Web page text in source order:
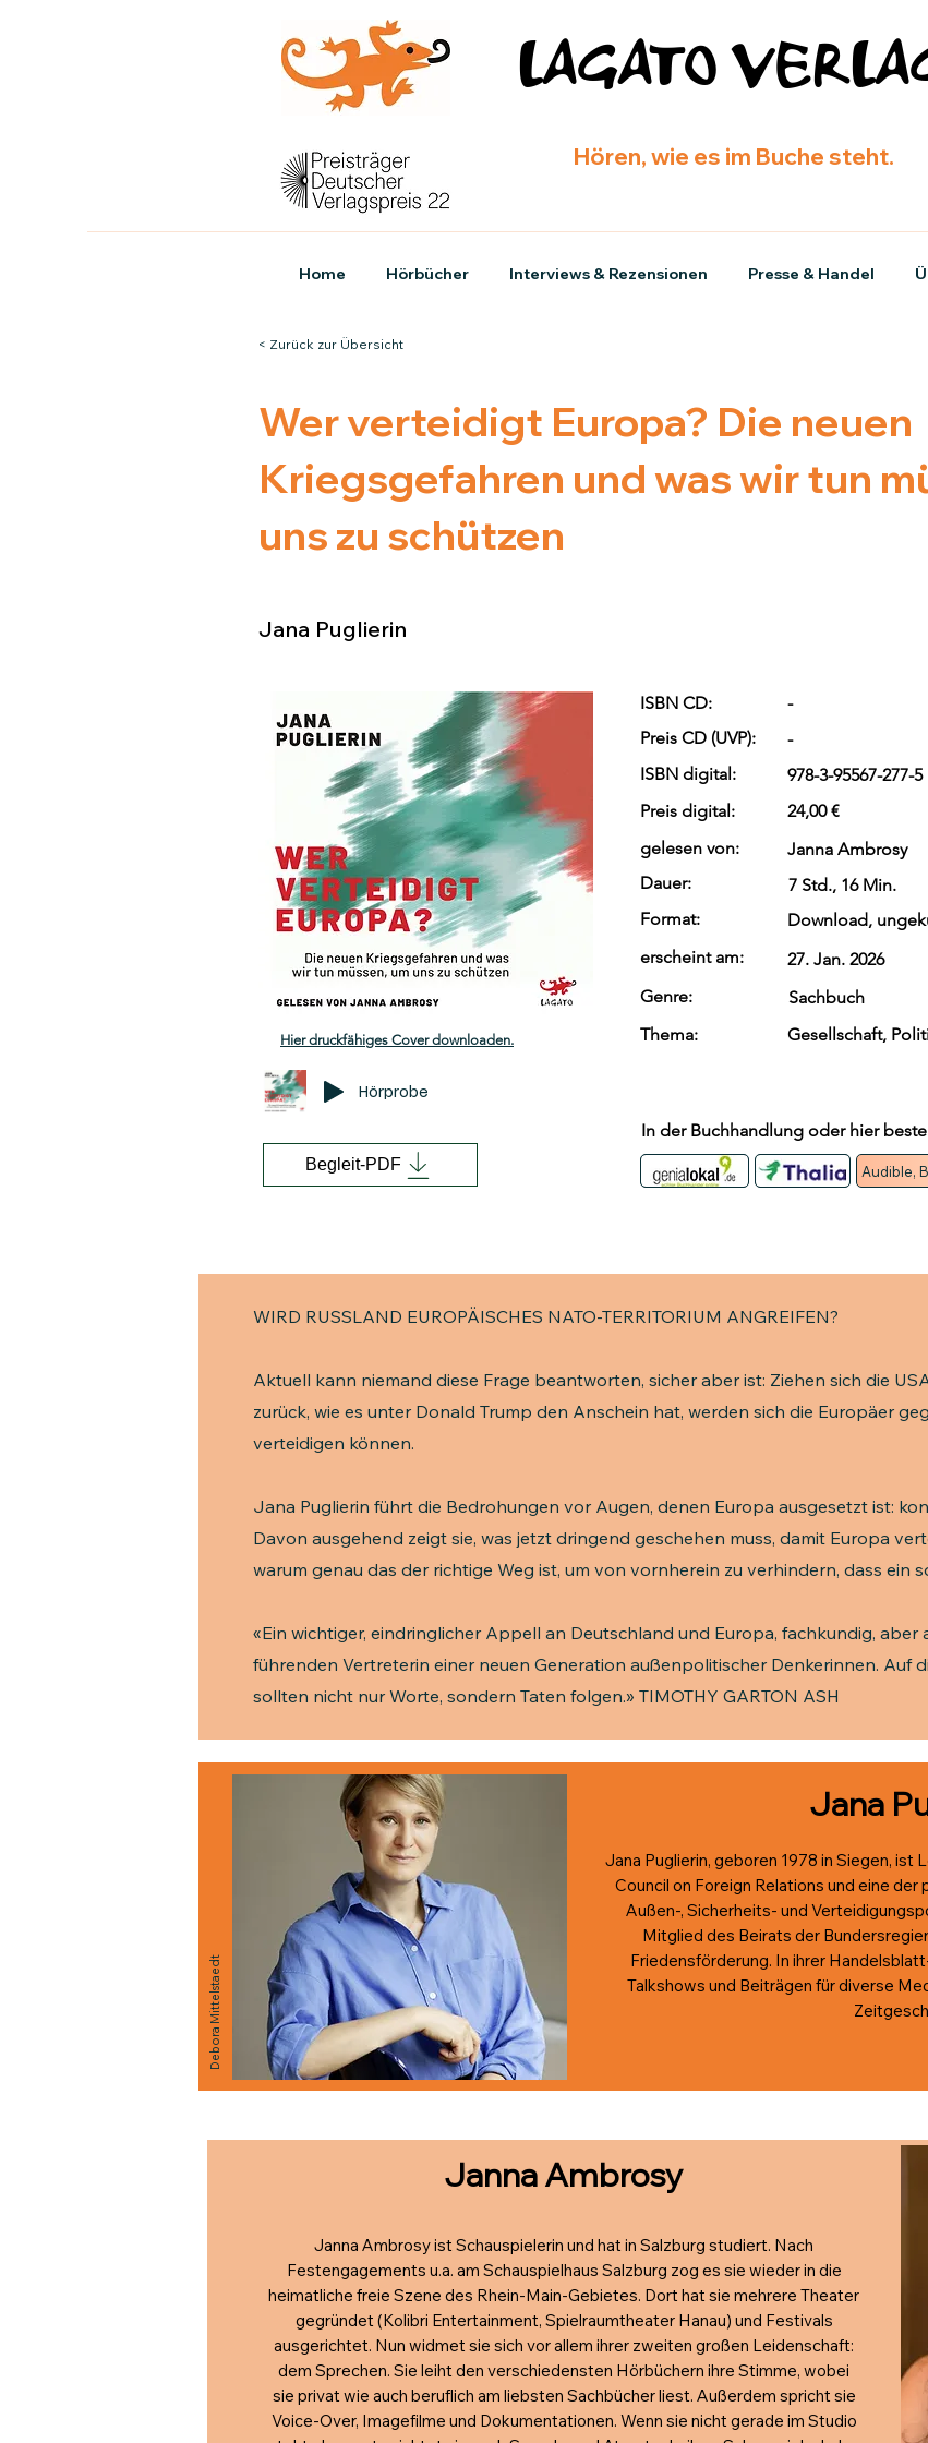
LAGATO
Hören, wie es im Buche steht.
< Zurück zur Übersicht
Wer verteidigt Europa? Die neuen
Kriegsgefahren und was wir tun
uns zu schützen
Jana Puglierin
Hier druckfähiges Cover downloaden.
ISBN CD:
-
Preis CD (UVP):
-
ISBN digital:
978-3-95567-277-5
Preis digital:
24,00 €
gelesen von:
Janna Ambrosy
Dauer:
7 Std., 16 Min.
Format:
Download,
erscheint am:
27. Jan. 2026
Genre:
Sachbuch
Thema:
Gesellschaft,
Hörprobe
In der Buchhandlung oder hier
Begleit-PDF Audible,
WIRD RUSSLAND EUROPÄISCHES NATO-TERRITORIUM ANGREIFEN?
Aktuell kann niemand diese Frage beantworten, sicher aber ist: Ziehen sich die
zurück, wie es unter Donald Trump den Anschein hat, werden sich die Europäer
verteidigen können.
Jana Puglierin führt die Bedrohungen vor Augen, denen Europa ausgesetzt ist:
Davon ausgehend zeigt sie, was jetzt dringend geschehen muss, damit Europa
warum genau das der richtige Weg ist, um von vornherein zu verhindern, dass ein
«Ein wichtiger, eindringlicher Appell an Deutschland und Europa, fachkundig, aber
führenden Vertreterin einer neuen Generation außenpolitischer Denkerinnen. Auf
sollten nicht nur Worte, sondern Taten folgen.» TIMOTHY GARTON ASH
Jana
Jana Puglierin, geboren 1978 in Siegen, ist
Council on Foreign Relations und eine
Außen-, Sicherheits- und
Mitglied des Beirats der
Friedensförderung. In ihrer
Talkshows und Beiträgen für diverse
Debora Mittelstaedt
Janna Ambrosy
Janna Ambrosy ist Schauspielerin und hat in Salzburg studiert. Nach
Festengagements u.a. am Schauspielhaus Salzburg zog es sie wieder in die
heimatliche freie Szene des Rhein-Main-Gebietes. Dort hat sie mehrere Theater
gegründet (Kolibri Entertainment, Spielraumtheater Hanau) und Festivals
ausgerichtet. Nun widmet sie sich vor allem ihrer zweiten großen Leidenschaft:
dem Sprechen. Sie leiht den verschiedensten Hörbüchern ihre Stimme, wobei
sie privat wie auch beruflich am liebsten Sachbücher liest. Außerdem spricht sie
Voice-Over, Imagefilme und Dokumentationen. Wenn sie nicht gerade im Studio
Home Hörbücher Interviews & Rezensionen Presse & Handel